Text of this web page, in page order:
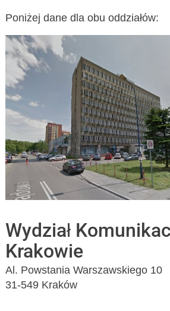
Poniżej dane dla obu oddziałów:
Wydział
Krakowie
Al. Powstania Warszawskiego 10
31-549 Kraków